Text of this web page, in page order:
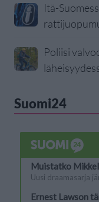
Itä-
Poliisi
Suomi24